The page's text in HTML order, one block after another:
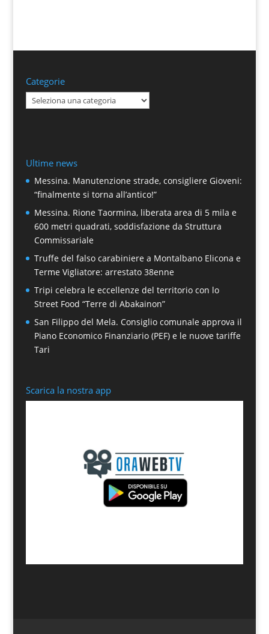
Categorie
Categorie
Ultime news
Messina. Manutenzione strade, consigliere Gioveni:
“finalmente si torna all’antico!”
Messina. Rione Taormina, liberata area di 5 mila e
600 metri quadrati, soddisfazione da Struttura
Commissariale
Truffe del falso carabiniere a Montalbano Elicona e
Terme Vigliatore: arrestato 38enne
Tripi celebra le eccellenze del territorio con lo
Street Food “Terre di Abakainon”
San Filippo del Mela. Consiglio comunale approva il
Piano Economico Finanziario (PEF) e le nuove tariffe
Tari
Scarica la nostra app